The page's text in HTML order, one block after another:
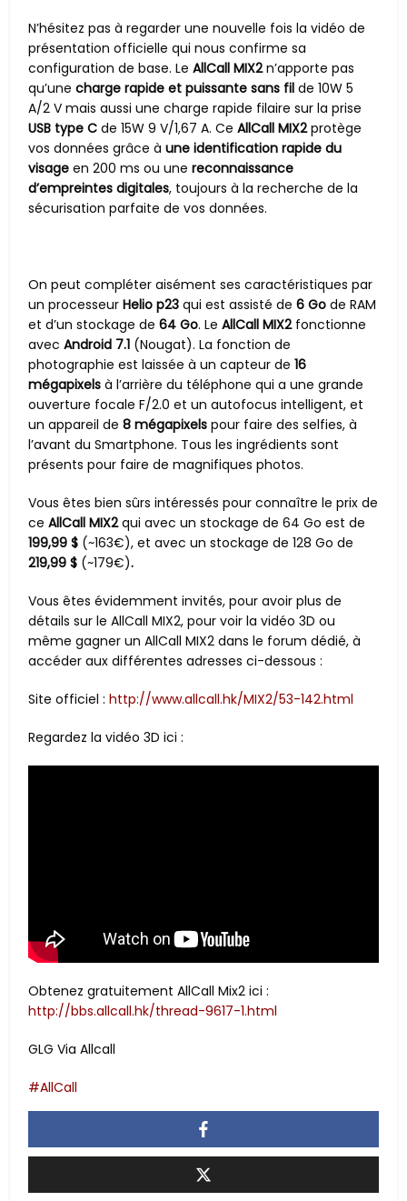
N’hésitez pas à regarder une nouvelle fois la vidéo de
présentation officielle qui nous confirme sa
configuration de base. LeAllCall MIX2n’apporte pas
qu’unecharge rapide et puissante sans fil de 10W 5
A/2 V mais aussi une charge rapide filaire sur la prise
USB type Cde 15W 9 V/1,67 A. CeAllCall MIX2protège
vos données grâce àune identification rapide du
visage en 200 ms ou unereconnaissance
d’empreintes digitales, toujours à la recherche de la
sécurisation parfaite de vos données.
On peut compléter aisément ses caractéristiques par
un processeurHelio p23 qui est assisté de6 Go de RAM
et d’un stockage de64 Go. LeAllCall MIX2fonctionne
avecAndroid 7.1 (Nougat). La fonction de
photographie est laissée à un capteur de16
mégapixels à l’arrière du téléphone qui a une grande
ouverture focale F/2.0 et un autofocus intelligent, et
un appareil de8 mégapixelspour faire des selfies, à
l’avant du Smartphone. Tous les ingrédients sont
présents pour faire demagnifiques photos.
Vous êtes bien sûrs intéressés pour connaître le prix de
ceAllCall MIX2qui avec un stockage de 64 Go est de
199,99 $ (~163€), et avec un stockage de 128 Go de
219,99 $ (~179€).
Vous êtes évidemment invités, pour avoir plus de
détails sur le AllCall MIX2, pour voir la vidéo 3D ou
même gagner un AllCall MIX2 dans le forum dédié, à
accéder aux différentes adresses ci-dessous :
Site officiel :http://www.allcall.hk/MIX2/53-142.html
Regardez la vidéo 3D ici :
Obtenez gratuitement AllCall Mix2 ici :
http://bbs.allcall.hk/thread-9617-1.html
GLG Via Allcall
AllCall